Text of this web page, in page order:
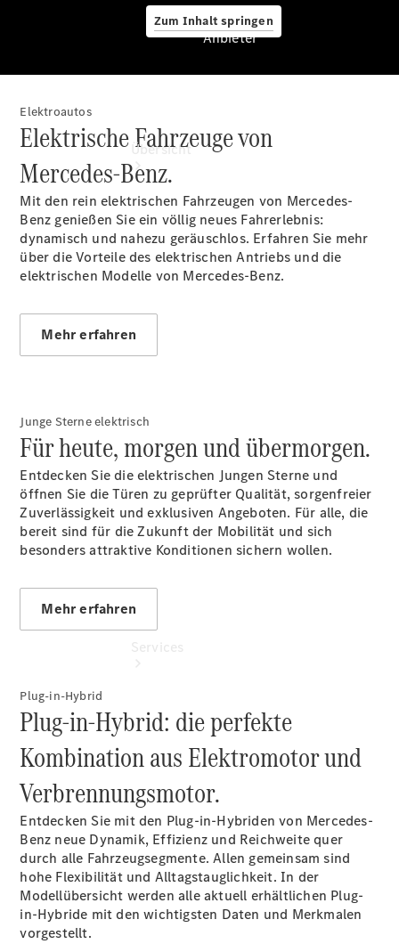
Zum Inhalt springen
Übersicht
Ansprechpartner
finden
Telefon:
034243
3200
Übersicht
Serviceangebote
Reifen &
Kompletträder
Teile &
Zubehör
Pannen- &
Schadenhilfe
Anbieter
Elektroautos
Elektrische Fahrzeuge von
Mercedes-Benz.
Mit den rein elektrischen Fahrzeugen von Mercedes-
Benz genießen Sie ein völlig neues Fahrerlebnis:
dynamisch und nahezu geräuschlos. Erfahren Sie mehr
über die Vorteile des elektrischen Antriebs und die
elektrischen Modelle von Mercedes-Benz.
Mehr erfahren
Junge Sterne elektrisch
Für heute, morgen und übermorgen.
Entdecken Sie die elektrischen Jungen Sterne und
öffnen Sie die Türen zu geprüfter Qualität, sorgenfreier
Zuverlässigkeit und exklusiven Angeboten. Für alle, die
bereit sind für die Zukunft der Mobilität und sich
besonders attraktive Konditionen sichern wollen.
Mehr erfahren
Plug-in-Hybrid
Plug-in-Hybrid: die perfekte
Kombination aus Elektromotor und
Verbrennungsmotor.
Entdecken Sie mit den Plug-in-Hybriden von Mercedes-
Benz neue Dynamik, Effizienz und Reichweite quer
durch alle Fahrzeugsegmente. Allen gemeinsam sind
hohe Flexibilität und Alltagstauglichkeit. In der
Modellübersicht werden alle aktuell erhältlichen Plug-
in-Hybride mit den wichtigsten Daten und Merkmalen
vorgestellt.